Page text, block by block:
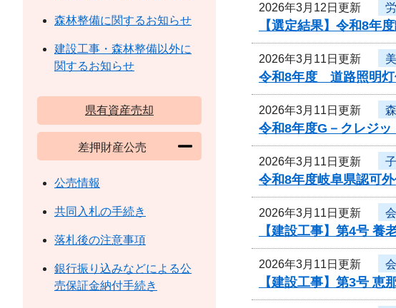
2026年3月12日更新
【選定結果】令和8年
2026年3月11日更新
令和8年度 道路照明灯
2026年3月11日更新
令和8年度G－クレジ
2026年3月11日更新
令和8年度岐阜県認可
2026年3月11日更新
【建設工事】第4号 養
2026年3月11日更新
【建設工事】第3号 恵
森林整備に関するお知らせ
建設工事・森林整備以外に
関するお知らせ
県有資産売却
差押財産公売
公売情報
共同入札の手続き
落札後の注意事項
銀行振り込みなどによる公
売保証金納付手続き